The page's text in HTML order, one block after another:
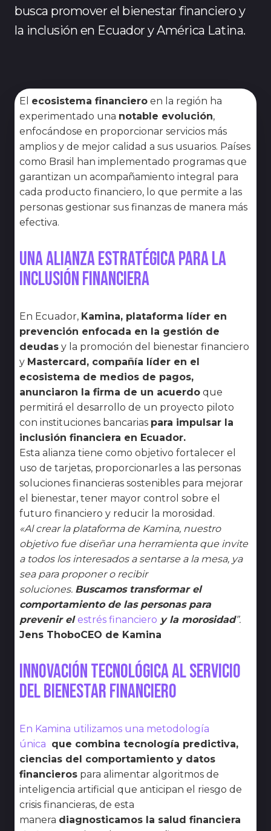
busca promover el bienestar financiero y
la inclusión en Ecuador y América Latina.
El ecosistema financiero en la región ha
experimentado una notable evolución,
enfocándose en proporcionar servicios más
amplios y de mejor calidad a sus usuarios. Países
como Brasil han implementado programas que
garantizan un acompañamiento integral para
cada producto financiero, lo que permite a las
personas gestionar sus finanzas de manera más
efectiva.
Una alianza estratégica para la
inclusión financiera
En Ecuador, Kamina, plataforma líder en
prevención enfocada en la gestión de
deudas y la promoción del bienestar financiero
y Mastercard, compañía líder en el
ecosistema de medios de pagos,
anunciaron la firma de un acuerdo que
permitirá el desarrollo de un proyecto piloto
con instituciones bancarias para impulsar la
inclusión financiera en Ecuador.
Esta alianza tiene como objetivo fortalecer el
uso de tarjetas, proporcionarles a las personas
soluciones financieras sostenibles para mejorar
el bienestar, tener mayor control sobre el
futuro financiero y reducir la morosidad.
«Al crear la plataforma de Kamina, nuestro
objetivo fue diseñar una herramienta que invite
a todos los interesados a sentarse a la mesa, ya
sea para proponer o recibir
soluciones. Buscamos transformar el
comportamiento de las personas para
prevenir el estrés financiero y la morosidad”.
Jens ThoboCEO de Kamina
Innovación tecnológica al servicio
del bienestar financiero
En Kamina utilizamos una metodología
única que combina tecnología predictiva,
ciencias del comportamiento y datos
financieros para alimentar algoritmos de
inteligencia artificial que anticipan el riesgo de
crisis financieras, de esta
manera diagnosticamos la salud financiera